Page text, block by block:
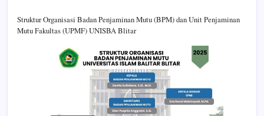
Struktur Organisasi Badan Penjaminan Mutu (BPM) dan Unit Penjaminan
Mutu Fakultas (UPMF) UNISBA Blitar